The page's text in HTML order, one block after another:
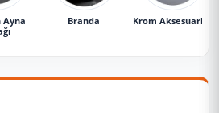
Ayna
Branda Krom Aksesuarlar